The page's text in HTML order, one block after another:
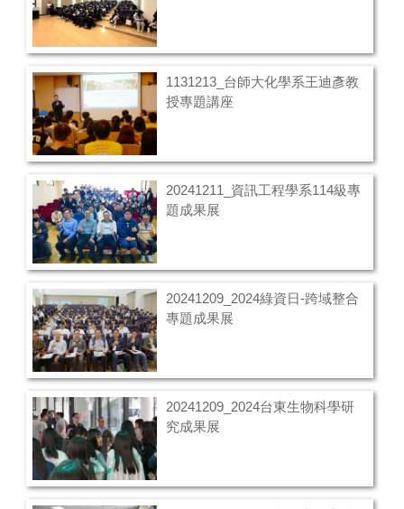
1131213_台師大化學系王迪彥教
授專題講座
20241211_資訊工程學系114級專
題成果展
20241209_2024綠資日-跨域整合
專題成果展
20241209_2024台東生物科學研
究成果展